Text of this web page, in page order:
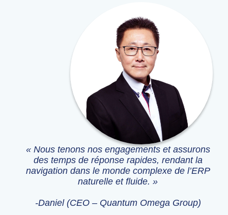
« Nous tenons nos engagements et assurons
des temps de réponse rapides, rendant la
navigation dans le monde complexe de l’ERP
naturelle et fluide. »
-Daniel (CEO – Quantum Omega Group)